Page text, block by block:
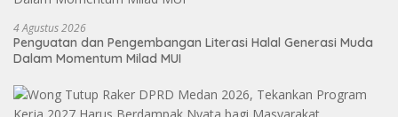
4 Agustus 2026
Penguatan dan Pengembangan Literasi Halal Generasi Muda
Dalam Momentum Milad MUI